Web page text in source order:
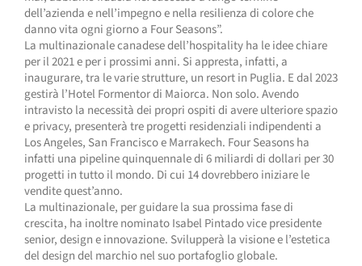
dell’azienda e nell’impegno e nella resilienza di colore che
danno vita ogni giorno a Four Seasons”.
La multinazionale canadese dell’hospitality ha le idee chiare
per il 2021 e per i prossimi anni. Si appresta, infatti, a
inaugurare, tra le varie strutture, un resort in Puglia. E dal 2023
gestirà l’Hotel Formentor di Maiorca. Non solo. Avendo
intravisto la necessità dei propri ospiti di avere ulteriore spazio
e privacy, presenterà tre progetti residenziali indipendenti a
Los Angeles, San Francisco e Marrakech. Four Seasons ha
infatti una pipeline quinquennale di 6 miliardi di dollari per 30
progetti in tutto il mondo. Di cui 14 dovrebbero iniziare le
vendite quest’anno.
La multinazionale, per guidare la sua prossima fase di
crescita, ha inoltre nominato Isabel Pintado vice presidente
senior, design e innovazione. Svilupperà la visione e l’estetica
del design del marchio nel suo portafoglio globale.